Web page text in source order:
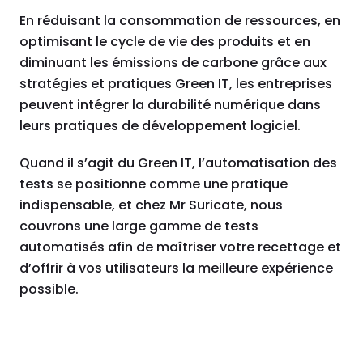
En réduisant la consommation de ressources, en
optimisant le cycle de vie des produits et en
diminuant les émissions de carbone grâce aux
stratégies et pratiques Green IT, les entreprises
peuvent intégrer la durabilité numérique dans
leurs pratiques de développement logiciel.
Quand il s’agit du Green IT, l’automatisation des
tests se positionne comme une pratique
indispensable, et chez Mr Suricate, nous
couvrons une large gamme de tests
automatisés afin de maîtriser votre recettage et
d’offrir à vos utilisateurs la meilleure expérience
possible.